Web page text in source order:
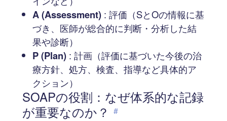
A (Assessment) : 評価（SとOの情報に基
づき、医師が総合的に判断・分析した結
果や診断）
P (Plan) : 計画（評価に基づいた今後の治
療方針、処方、検査、指導など具体的ア
クション）
SOAPの役割：なぜ体系的な記録
が重要なのか？
#